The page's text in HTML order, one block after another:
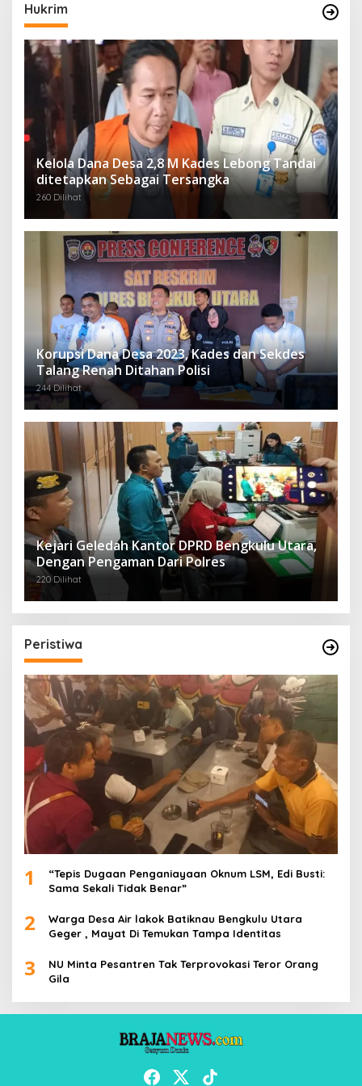
Hukrim
Kelola Dana Desa 2,8 M Kades Lebong Tandai
ditetapkan Sebagai Tersangka
260 Dilihat
Korupsi Dana Desa 2023, Kades dan Sekdes
Talang Renah Ditahan Polisi
244 Dilihat
Kejari Geledah Kantor DPRD Bengkulu Utara,
Dengan Pengaman Dari Polres
220 Dilihat
Peristiwa
1
“Tepis Dugaan Penganiayaan Oknum LSM, Edi Busti:
Sama Sekali Tidak Benar”
2
Warga Desa Air lakok Batiknau Bengkulu Utara
Geger , Mayat Di Temukan Tampa Identitas
3
NU Minta Pesantren Tak Terprovokasi Teror Orang
Gila